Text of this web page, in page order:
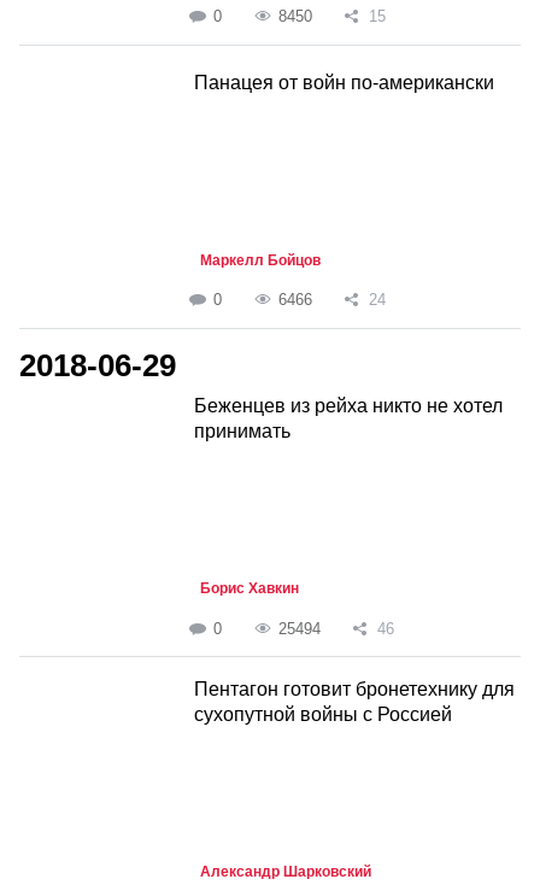
0 8450 15
Панацея от войн по-американски
Маркелл Бойцов
0 6466 24
2018-06-29
Беженцев из рейха никто не хотел
принимать
Борис Хавкин
0 25494 46
Пентагон готовит бронетехнику для
сухопутной войны с Россией
Александр Шарковский